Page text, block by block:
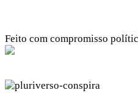
Feito com compromisso